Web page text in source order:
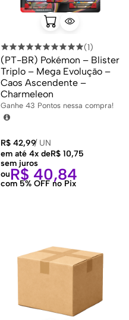
(1)
(PT-BR) Pokémon – Blister
Triplo – Mega Evolução –
Caos Ascendente –
Charmeleon
Ganhe 43 Pontos nessa compra!
R$42,99/UN
em até 4x deR$10,75
sem juros
ouR$ 40,84
com 5% OFF no Pix